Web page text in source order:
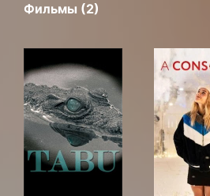
Фильмы (2)